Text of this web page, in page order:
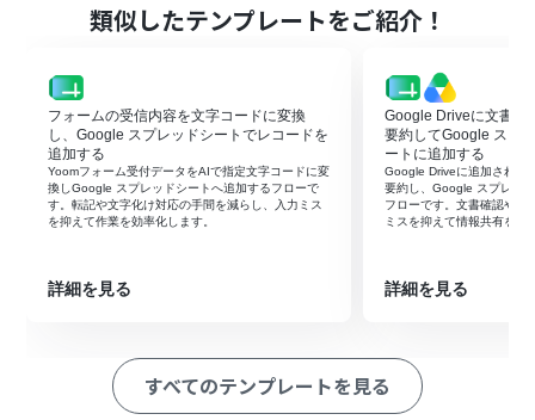
■フローボットの流れ
はじめに、DiscordとGoogle スプレッドシートをYoom
次に、トリガーでDiscordを選択し、「チャンネルでメッ
セージが送信されたら」というアクションを設定して、対
象のチャンネルを指定する
続けて、オペレーションでAI機能の「テキストを生成す
る」を選択し、トリガーで取得したメッセージ内容を基に
数式を生成するよう指示する
最後に、オペレーションでGoogle スプレッドシートの
プで生成した数式を指定のシートに追加する
■このワークフローのカスタムポイント
類似したテンプレートをご紹介！
フォームの受信内容を文字コードに変換
し、Google スプレッドシートでレコードを
追加する
Yoomフォーム受付データをAIで指定文字コードに変
換しGoogle スプレッドシートへ追加するフローで
す。転記や文字化け対応の手間を減らし、入力ミス
を抑えて作業を効率化します。
詳細を見る
Google Driveに文書が
要約してGoogle スプ
ートに追加する
Google Driveに追加された
要約し、Google スプレッ
フローです。文書確認や転
ミスを抑えて情報共有を早
詳細を見る
すべてのテンプレートを見る